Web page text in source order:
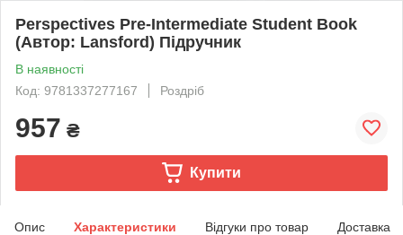
Perspectives Pre-Intermediate Student Book
(Автор: Lansford) Підручник
В наявності
Код: 9781337277167
Роздріб
957 ₴
Купити
Опис Характеристики Відгуки про товар Доставка